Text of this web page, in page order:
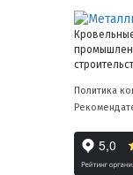
Политика